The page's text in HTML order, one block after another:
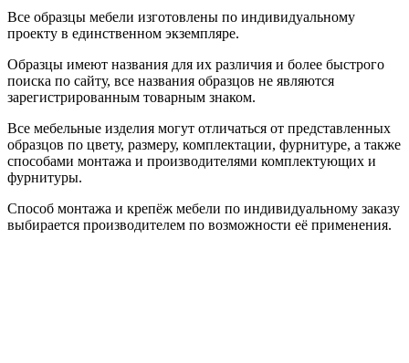
Все образцы мебели изготовлены по индивидуальному
проекту в единственном экземпляре.
Образцы имеют названия для их различия и более быстрого
поиска по сайту, все названия образцов не являются
зарегистрированным товарным знаком.
Все мебельные изделия могут отличаться от представленных
образцов по цвету, размеру, комплектации, фурнитуре, а также
способами монтажа и производителями комплектующих и
фурнитуры.
Способ монтажа и крепёж мебели по индивидуальному заказу
выбирается производителем по возможности её применения.